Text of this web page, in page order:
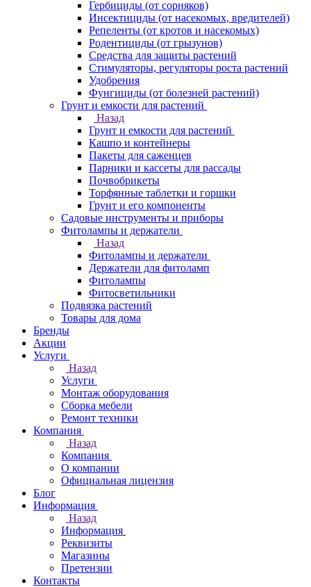
Гербициды (от сорняков)
Инсектициды (от насекомых, вредителей)
Репеленты (от кротов и насекомых)
Родентициды (от грызунов)
Средства для защиты растений
Стимуляторы, регуляторы роста растений
Удобрения
Фунгициды (от болезней растений)
Грунт и емкости для растений
Назад
Грунт и емкости для растений
Кашпо и контейнеры
Пакеты для саженцев
Парники и кассеты для рассады
Почвобрикеты
Торфянные таблетки и горшки
Грунт и его компоненты
Садовые инструменты и приборы
Фитолампы и держатели
Назад
Фитолампы и держатели
Держатели для фитоламп
Фитолампы
Фитосветильники
Подвязка растений
Товары для дома
Бренды
Акции
Услуги
Назад
Услуги
Монтаж оборудования
Сборка мебели
Ремонт техники
Компания
Назад
Компания
О компании
Официальная лицензия
Блог
Информация
Назад
Информация
Реквизиты
Магазины
Претензии
Контакты